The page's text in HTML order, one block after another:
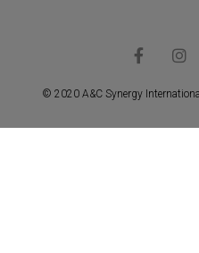
© 2020 A&C Synergy